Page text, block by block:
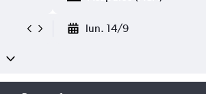
lun. 14/9